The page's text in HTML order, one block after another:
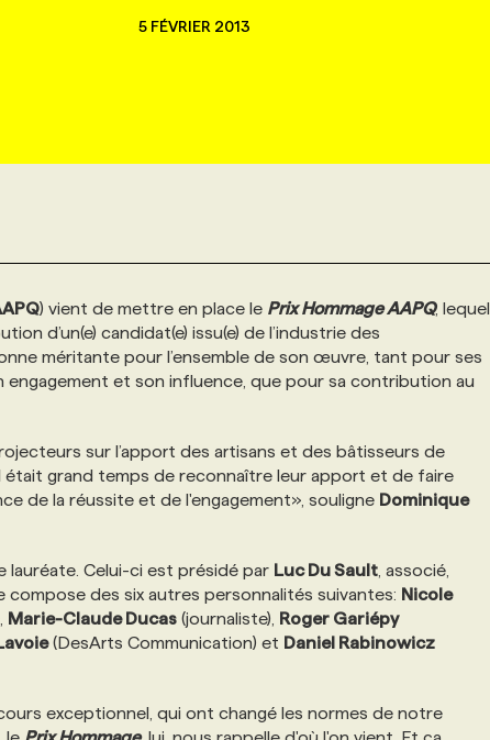
5 FÉVRIER 2013
) vient de mettre en place le Prix Hommage AAPQ, lequel
d’un(e) candidat(e) issu(e) de l’industrie des
méritante pour l’ensemble de son œuvre, tant pour ses
et son influence, que pour sa contribution au
sur l’apport des artisans et des bâtisseurs de
grand temps de reconnaître leur apport et de faire
de la réussite et de l'engagement», souligne Dominique
lauréate. Celui-ci est présidé par Luc Du Sault , associé,
compose des six autres personnalités suivantes: Nicole
Marie-Claude Ducas (journaliste), Roger Gariépy
(DesArts Communication) et Daniel Rabinowicz
exceptionnel, qui ont changé les normes de notre